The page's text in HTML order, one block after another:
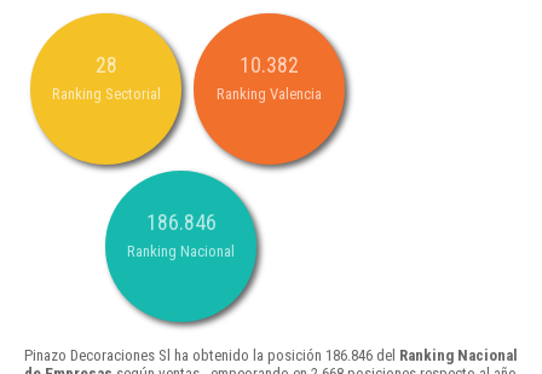
28
Ranking Sectorial
10.382
Ranking Valencia
186.846
Ranking Nacional
Pinazo Decoraciones Sl ha obtenido la posición 186.846 del Ranking Nacional